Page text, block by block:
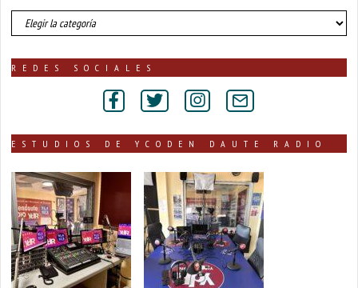
número
de
publicadas
REDES SOCIALES
ESTUDIOS DE YCODEN DAUTE RADIO